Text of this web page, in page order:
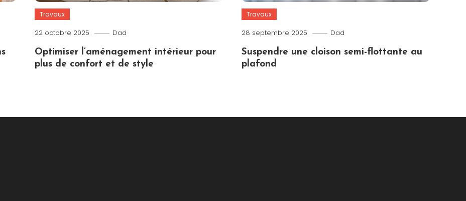
Travaux
22 octobre 2025 Dad
Optimiser l’aménagement intérieur pour
plus de confort et de style
Travaux
28 septembre 2025 Dad
Suspendre une cloison semi-flottante au
plafond